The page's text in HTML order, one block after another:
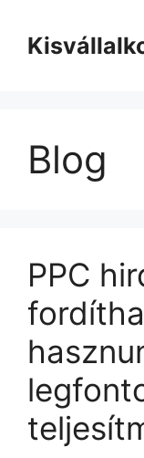
tartalomba
Blog
PPC